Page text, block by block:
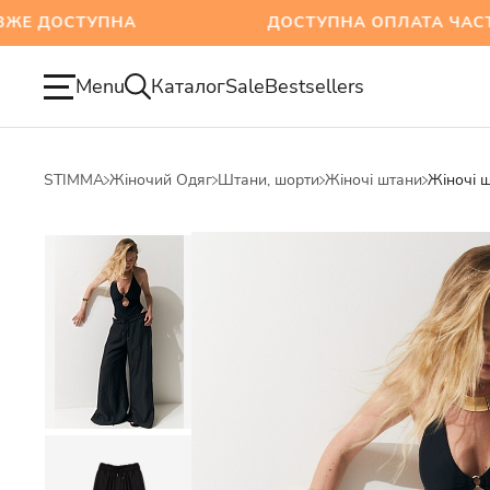
ДОСТУПНА ОПЛАТА
Menu КаталогSaleBestsellers
STIMMA Жіночий Одяг Штани, шорти Жіночі штани Жіночі